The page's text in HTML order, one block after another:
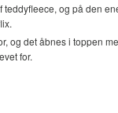
og på den
og det åbnes i toppen
for.